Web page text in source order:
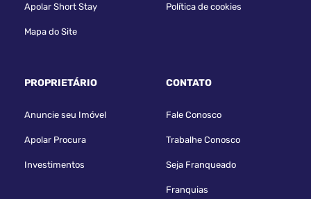
Apolar Short Stay
Mapa do Site
Política de cookies
PROPRIETÁRIO
Anuncie seu Imóvel
Apolar Procura
Investimentos
CONTATO
Fale Conosco
Trabalhe Conosco
Seja Franqueado
Franquias